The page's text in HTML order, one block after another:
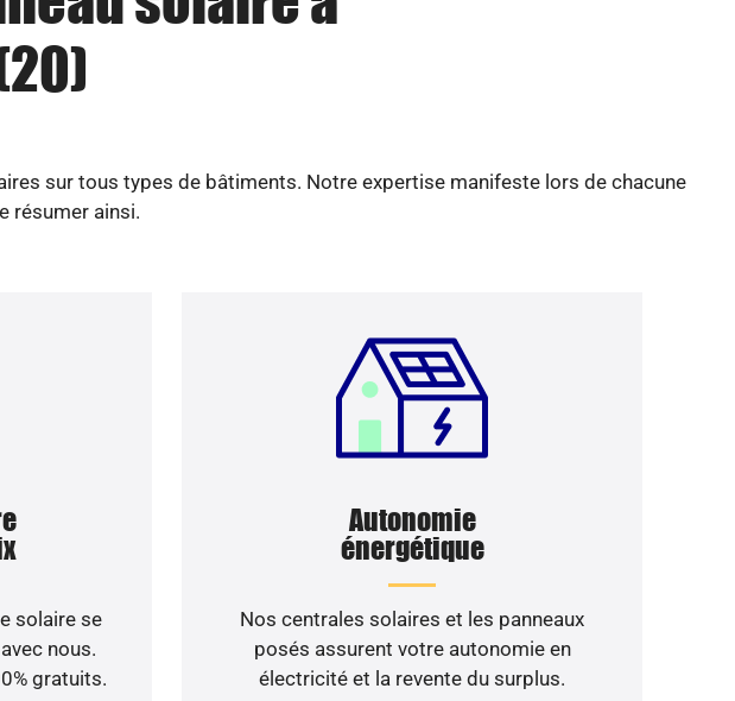
sur tous types de bâtiments. Notre expertise manifeste lors de chacune
résumer ainsi.
solaire se
nous.
gratuits.
Autonomie
énergétique
Nos centrales solaires et les panneaux
posés assurent votre autonomie en
électricité et la revente du surplus.